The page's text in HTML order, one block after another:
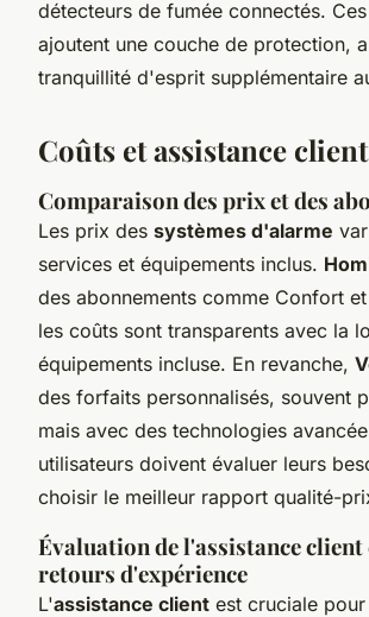
détecteurs de fumée connectés.
ajoutent une couche de protection,
tranquillité d'esprit supplémentaire
Coûts et assistance client
Comparaison des prix et des
Les prix des systèmes d'alarme
services et équipements inclus.
des abonnements comme Confort
les coûts sont transparents avec la
équipements incluse. En revanche,
des forfaits personnalisés, souvent
mais avec des technologies
utilisateurs doivent évaluer leurs
choisir le meilleur rapport qualité-
Évaluation de l'assistance client
retours d'expérience
L'assistance client est cruciale pour